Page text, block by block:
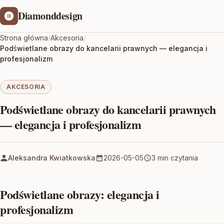
Diamonddesign
Strona główna/Akcesoria/
Podświetlane obrazy do kancelarii prawnych — elegancja i
profesjonalizm
AKCESORIA
Podświetlane obrazy do kancelarii prawnych
— elegancja i profesjonalizm
Aleksandra Kwiatkowska 2026-05-05 3 min czytania
Podświetlane obrazy: elegancja i
profesjonalizm